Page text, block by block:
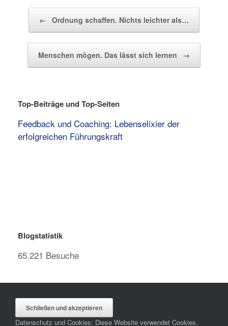
← Ordnung schaffen. Nichts leichter als…
Menschen mögen. Das lässt sich lernen →
Top-Beiträge und Top-Seiten
Feedback und Coaching: Lebenselixier der
erfolgreichen Führungskraft
Blogstatistik
65.221 Besuche
Datenschutz und Cookies: Diese Website verwendet Cookies.